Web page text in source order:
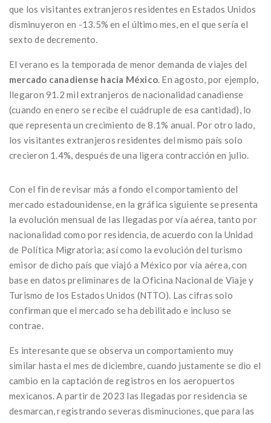
que los visitantes extranjeros residentes en Estados Unidos
disminuyeron en -13.5% en el último mes, en el que sería el
sexto de decremento.
El verano es la temporada de menor demanda de viajes del
mercado canadiense hacia México. En agosto, por ejemplo,
llegaron 91.2 mil extranjeros de nacionalidad canadiense
(cuando en enero se recibe el cuádruple de esa cantidad), lo
que representa un crecimiento de 8.1% anual. Por otro lado,
los visitantes extranjeros residentes del mismo país solo
crecieron 1.4%, después de una ligera contracción en julio.
Con el fin de revisar más a fondo el comportamiento del
mercado estadounidense, en la gráfica siguiente se presenta
la evolución mensual de las llegadas por vía aérea, tanto por
nacionalidad como por residencia, de acuerdo con la Unidad
de Política Migratoria; así como la evolución del turismo
emisor de dicho país que viajó a México por vía aérea, con
base en datos preliminares de la Oficina Nacional de Viaje y
Turismo de los Estados Unidos (NTTO). Las cifras solo
confirman que el mercado se ha debilitado e incluso se
contrae.
Es interesante que se observa un comportamiento muy
similar hasta el mes de diciembre, cuando justamente se dio el
cambio en la captación de registros en los aeropuertos
mexicanos. A partir de 2023 las llegadas por residencia se
desmarcan, registrando severas disminuciones, que para las